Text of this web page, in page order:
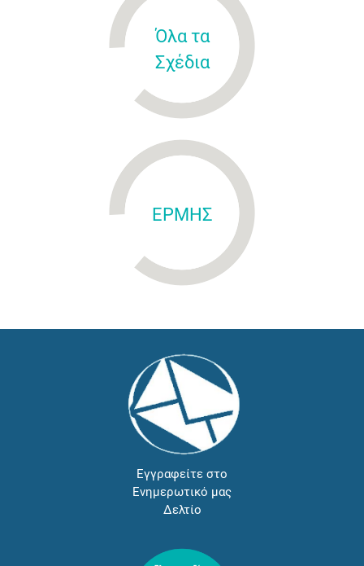
Όλα τα
Σχέδια
ΕΡΜΗΣ
Εγγραφείτε στο
Ενημερωτικό μας
Δελτίο